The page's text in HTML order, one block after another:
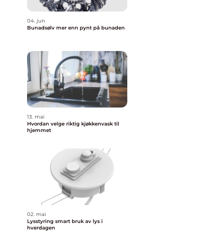
04. jun
Bunadsølv mer enn pynt på bunaden
13. mai
Hvordan velge riktig kjøkkenvask til
hjemmet
02. mai
Lysstyring smart bruk av lys i
hverdagen